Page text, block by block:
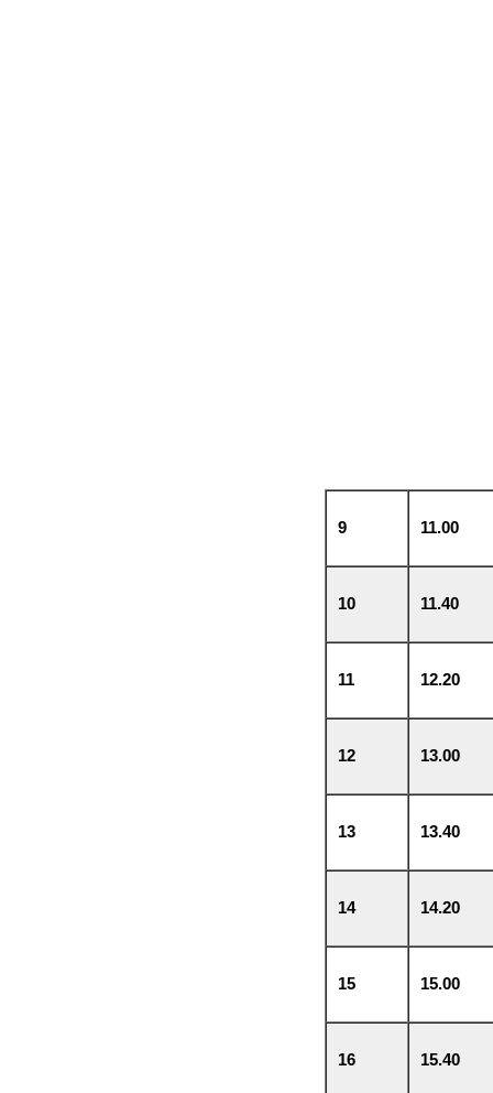
9 11.00
10 11.40
11 12.20
12 13.00
13 13.40
14 14.20
15 15.00
16 15.40